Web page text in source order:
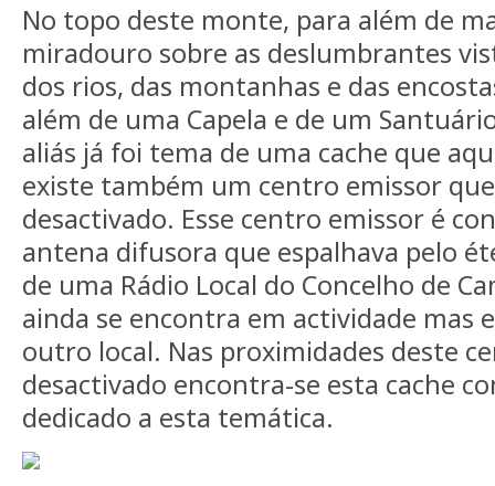
No topo deste monte, para além de
miradouro sobre as deslumbrantes
dos rios, das montanhas e das
além de uma Capela e de um
aliás já foi tema de uma cache que
existe também um centro emissor
desactivado. Esse centro emissor é
antena difusora que espalhava pelo
de uma Rádio Local do Concelho de
ainda se encontra em actividade mas
outro local. Nas proximidades deste
desactivado encontra-se esta cache
dedicado a esta temática.